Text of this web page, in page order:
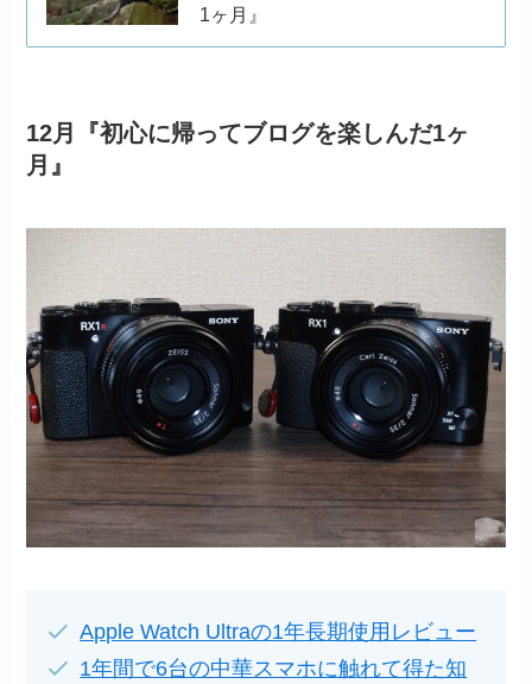
1ヶ月』
12月『初心に帰ってブログを楽しんだ1ヶ
月』
Apple Watch Ultraの1年長期使用レビュー
1年間で6台の中華スマホに触れて得た知